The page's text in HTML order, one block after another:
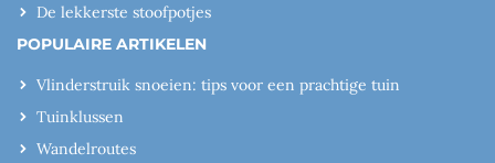
De lekkerste stoofpotjes
POPULAIRE ARTIKELEN
Vlinderstruik snoeien: tips voor een prachtige tuin
Tuinklussen
Wandelroutes